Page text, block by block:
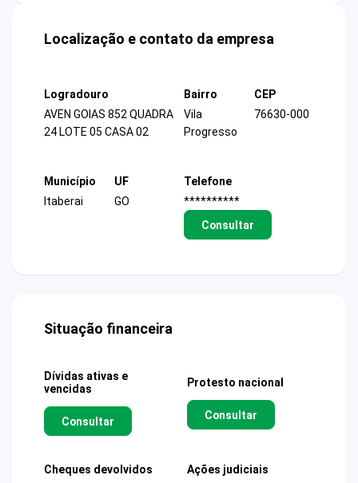
Localização e contato da empresa
Logradouro
AVEN GOIAS 852 QUADRA
24 LOTE 05 CASA 02
Bairro
Vila
Progresso
CEP
76630-000
Município
Itaberai
UF
GO
Telefone
**********
Consultar
Situação financeira
Dívidas ativas e
vencidas
Consultar
Protesto nacional
Consultar
Cheques devolvidos Ações judiciais